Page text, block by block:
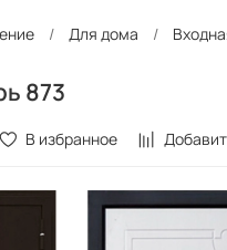
Для дома
873
В избранное